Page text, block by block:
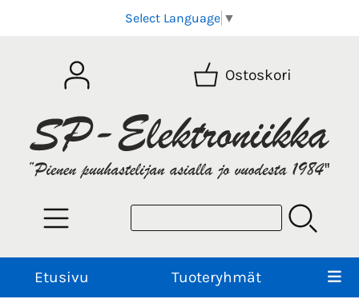
Select Language ▼
Ostoskori
Etusivu Tuoteryhmät